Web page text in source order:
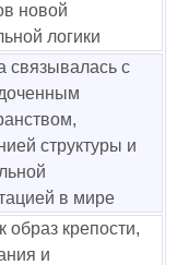
новой
логики
связывалась с
структуры и
в мире
образ крепости,
и